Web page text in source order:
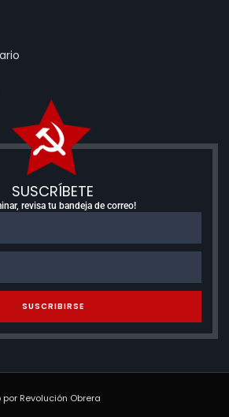
SUSCRÍBETE
revisa tu bandeja de correo!
SUSCRIBIRSE
Revolución Obrera